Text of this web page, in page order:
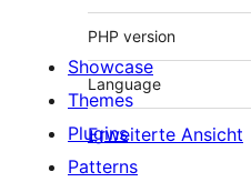
PHP version
Language
Erweiterte Ansicht
Showcase
Themes
Plugins
Patterns